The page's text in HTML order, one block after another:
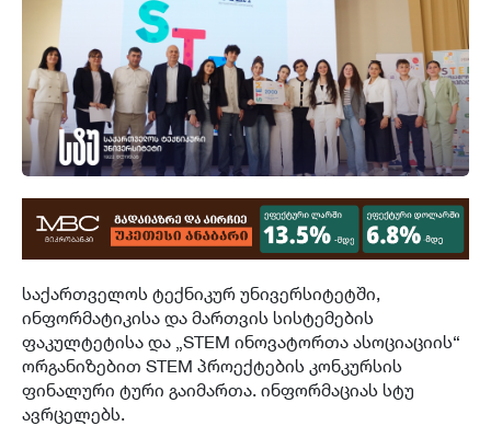
საქართველოს ტექნიკურ უნივერსიტეტში,
ინფორმატიკისა და მართვის სისტემების
ფაკულტეტისა და „STEM ინოვატორთა ასოციაციის“
ორგანიზებით STEM პროექტების კონკურსის
ფინალური ტური გაიმართა. ინფორმაციას სტუ
ავრცელებს.